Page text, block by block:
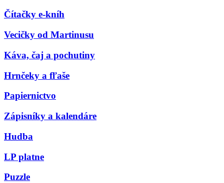
Čítačky e-kníh
Vecičky od Martinusu
Káva, čaj a pochutiny
Hrnčeky a fľaše
Papiernictvo
Zápisníky a kalendáre
Hudba
LP platne
Puzzle